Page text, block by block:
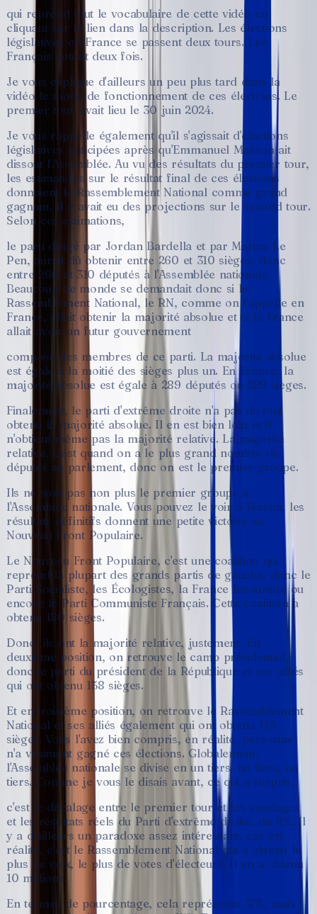
qui reprend tout le vocabulaire de cette vidéo en
cliquant sur le lien dans la description. Les élections
législatives en France se passent deux tours. Les
Français votent deux fois.
Je vous explique d'ailleurs un peu plus tard dans la
vidéo le mode de fonctionnement de ces élections. Le
premier tour avait lieu le 30 juin 2024.
Je vous rappelle également qu'il s'agissait d'élections
législatives anticipées après qu'Emmanuel Macron ait
dissout l'Assemblée. Au vu des résultats du premier tour,
les estimations sur le résultat final de ces élections
donnaient le Rassemblement National comme grand
gagnant. Il y avait eu des projections sur le second tour.
Selon ces estimations,
le parti dirigé par Jordan Bardella et par Marine Le
Pen, aurait dû obtenir entre 260 et 310 sièges, donc
entre 260 et 310 députés à l'Assemblée nationale.
Beaucoup de monde se demandait donc si le
Rassemblement National, le RN, comme on l'appelle en
France, allait obtenir la majorité absolue et si la France
allait avoir un futur gouvernement
composé des membres de ce parti. La majorité absolue
est égale à la moitié des sièges plus un. En France, la
majorité absolue est égale à 289 députés ou 289 sièges.
Finalement, le parti d'extrême droite n'a pas du tout
obtenu la majorité absolue. Il en est bien loin et il
n'obtient même pas la majorité relative. La majorité
relative, c'est quand on a le plus grand nombre de
députés au parlement, donc on est le premier groupe.
Ils ne sont pas non plus le premier groupe à
l'Assemblée nationale. Vous pouvez le voir à l'écran, les
résultats définitifs donnent une petite victoire au
Nouveau Front Populaire.
Le Nouveau Front Populaire, c'est une coalition qui
reprend la plupart des grands partis de gauche, donc le
Parti Socialiste, les Écologistes, la France Insoumise ou
encore le Parti Communiste Français. Cette coalition a
obtenu 180 sièges.
Donc, ils ont la majorité relative, justement. En
deuxième position, on retrouve le camp présidentiel,
donc le parti du président de la République et ses alliés
qui ont obtenu 158 sièges.
Et en troisième position, on retrouve le Rassemblement
National et ses alliés également qui ont obtenu 143
sièges. Vous l'avez bien compris, en réalité, personne
n'a vraiment gagné ces élections. Globalement,
l'Assemblée nationale se divise en un tiers, un tiers, un
tiers. Comme je vous le disais avant, ce qui a surpris,
c'est le décalage entre le premier tour et les sondages
et les résultats réels du Parti d'extrême droite, du RN. Il
y a d'ailleurs un paradoxe assez intéressant, car en
réalité, c'est le Rassemblement National qui a obtenu le
plus de voix, le plus de votes d'électeurs. Il en a obtenu
10 millions.
En termes de pourcentage, cela représente 37%, mais